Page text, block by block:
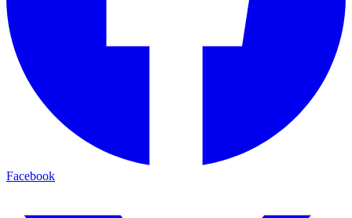
Facebook